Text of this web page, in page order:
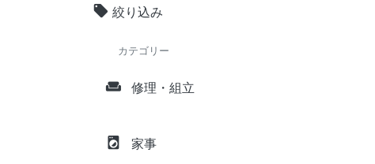
local_offer 絞り込み
カテゴリー
weekend 修理・組立
local_laundry_service 家事